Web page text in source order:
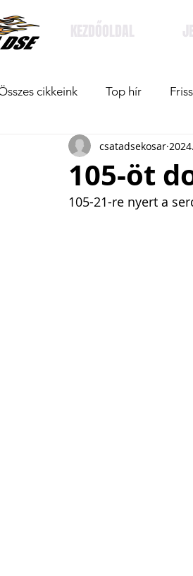
KEZDŐOLDAL
cikkeink Top hír Friss
105-öt
csatadsekosar
105-21-re nyert a